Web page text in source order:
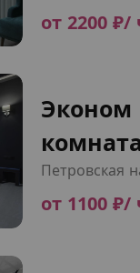
от 2200 ₽/
Эконом
Петровская
от 1100 ₽/